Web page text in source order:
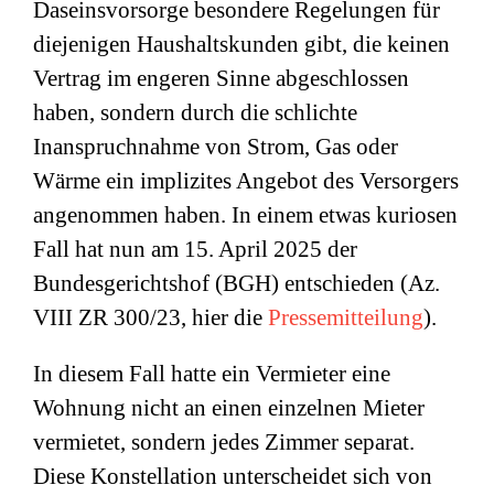
Daseinsvorsorge besondere Regelungen für
diejenigen Haushaltskunden gibt, die keinen
Vertrag im engeren Sinne abgeschlossen
haben, sondern durch die schlichte
Inanspruchnahme von Strom, Gas oder
Wärme ein implizites Angebot des Versorgers
angenommen haben. In einem etwas kuriosen
Fall hat nun am 15. April 2025 der
Bundesgerichtshof (BGH) entschieden (Az.
VIII ZR 300/23, hier die Pressemitteilung).
In diesem Fall hatte ein Vermieter eine
Wohnung nicht an einen einzelnen Mieter
vermietet, sondern jedes Zimmer separat.
Diese Konstellation unterscheidet sich von